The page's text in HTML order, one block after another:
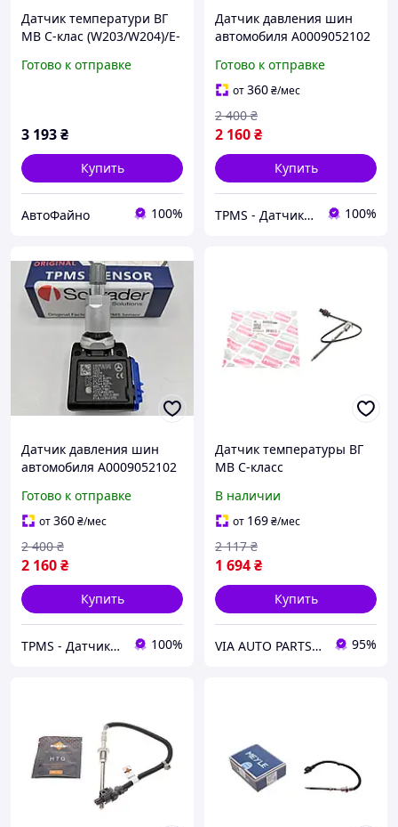
Датчик температури ВГ
MB C-клас (W203/W204)/E-
3.0D/4.0D/Smart Fortwo
Готово к отправке
3 193₴
Купить
АвтоФайно 100%
Датчик давления шин
автомобиля A0009052102
Class, G-Class
Готово к отправке
от360₴/мес
2 160₴
2 400 ₴
Купить
TPMS - Датчики давления в шинах 100%
Датчик давления шин
автомобиля A0009052102
Class, G-Class
Готово к отправке
от360₴/мес
2 160₴
2 400 ₴
Купить
TPMS - Датчики давления в шинах 100%
Датчик температуры ВГ
MB C-класс
(W211)/S-класс (W220)
3.0D/4.0D/Smart Fortwo
05-
В наличии
от 169₴/мес
1 694₴
2 117 ₴
Купить
VIA AUTO PARTS MARKET 95%